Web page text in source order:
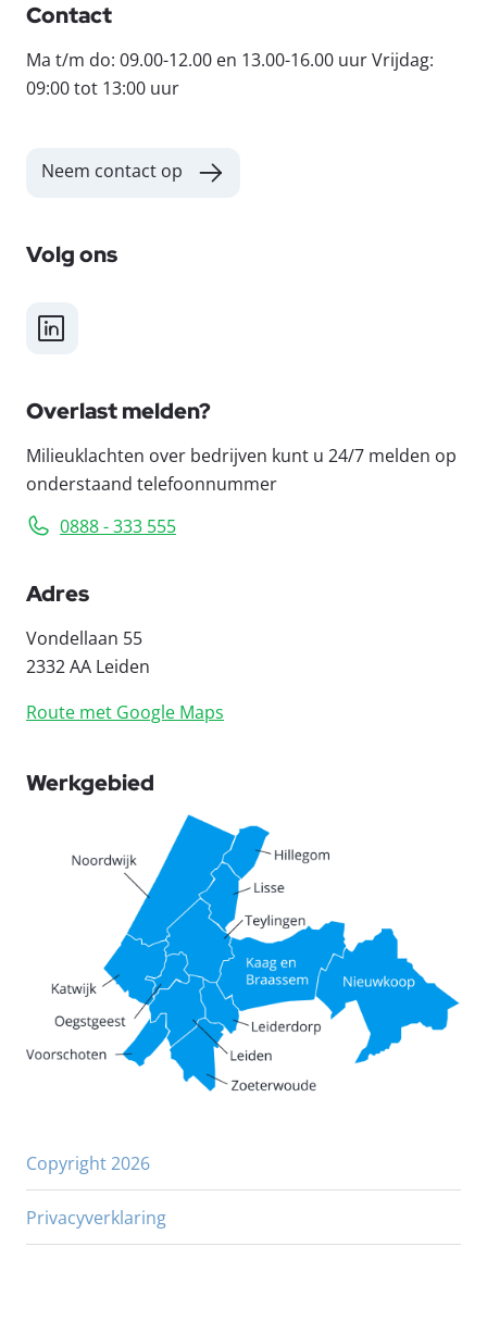
Contact
Ma t/m do: 09.00-12.00 en 13.00-16.00 uur Vrijdag:
09:00 tot 13:00 uur
Neem contact op
Volg ons
LinkedIn
Overlast melden?
Milieuklachten over bedrijven kunt u 24/7 melden op
onderstaand telefoonnummer
0888 - 333 555
Adres
Vondellaan 55
2332 AA Leiden
Route met Google Maps
Werkgebied
Copyright 2026
Privacyverklaring